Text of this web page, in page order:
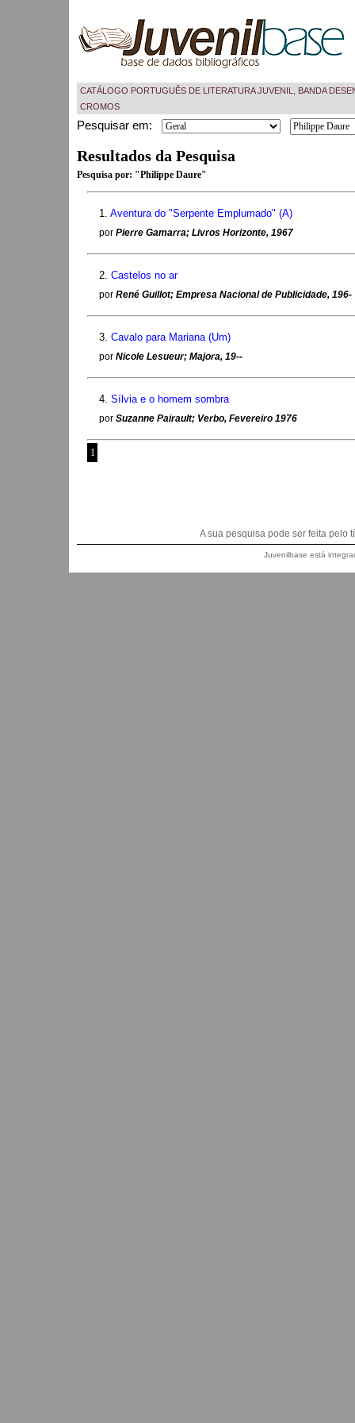
CATÁLOGO PORTUGUÊS DE LITERATURA JUVENIL, BANDA
CROMOS
Pesquisar em:
Resultados da Pesquisa
Pesquisa por: "Philippe Daure"
1. Aventura do "Serpente Emplumado" (A)
por Pierre Gamarra; Livros Horizonte, 1967
2. Castelos no ar
por René Guillot; Empresa Nacional de Publicidade, 196-
3. Cavalo para Mariana (Um)
por Nicole Lesueur; Majora, 19--
4. Sílvia e o homem sombra
por Suzanne Pairault; Verbo, Fevereiro 1976
1
A sua pesquisa pode ser feita pelo
Juvenilbase está